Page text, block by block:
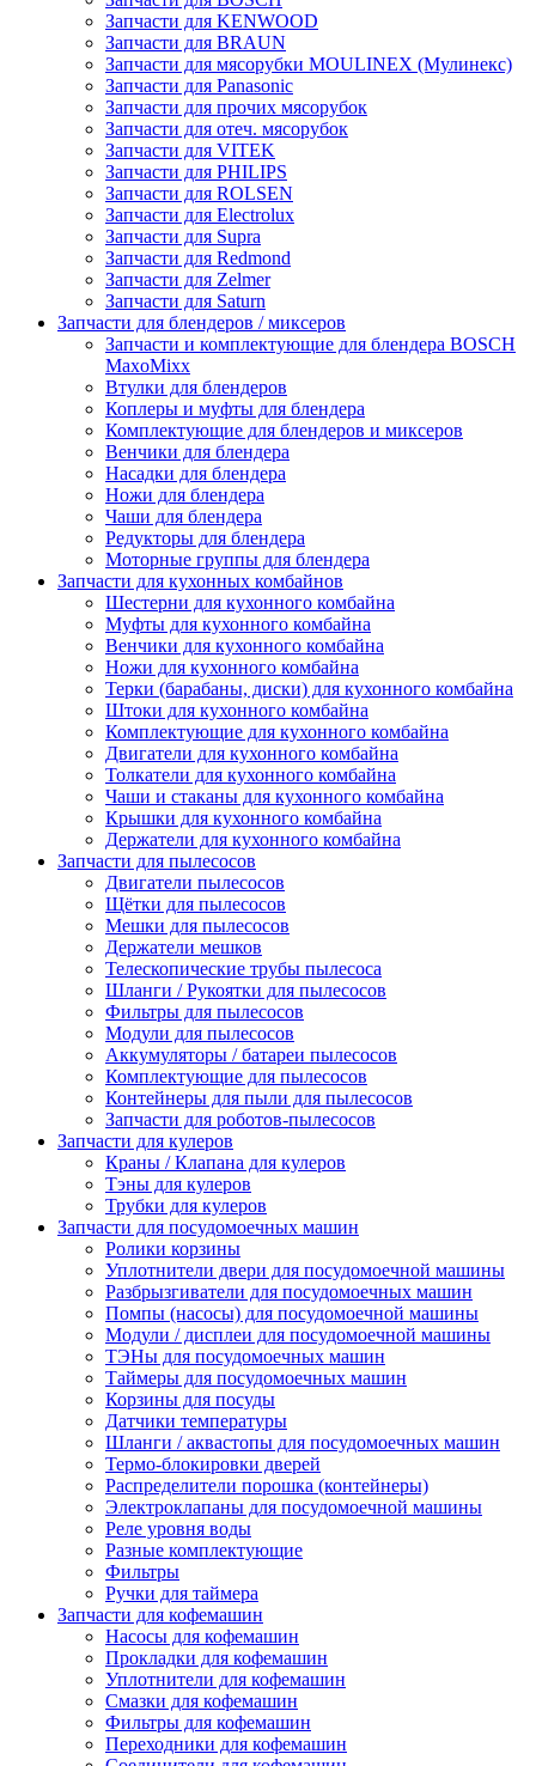
Запчасти для KENWOOD
Запчасти для BRAUN
Запчасти для мясорубки MOULINEX (Мулинекс)
Запчасти для Panasonic
Запчасти для прочих мясорубок
Запчасти для отеч. мясорубок
Запчасти для VITEK
Запчасти для PHILIPS
Запчасти для ROLSEN
Запчасти для Electrolux
Запчасти для Supra
Запчасти для Redmond
Запчасти для Zelmer
Запчасти для Saturn
Запчасти для блендеров / миксеров
Запчасти и комплектующие для блендера BOSCH
MaxoMixx
Втулки для блендеров
Коплеры и муфты для блендера
Комплектующие для блендеров и миксеров
Венчики для блендера
Насадки для блендера
Ножи для блендера
Чаши для блендера
Редукторы для блендера
Моторные группы для блендера
Запчасти для кухонных комбайнов
Шестерни для кухонного комбайна
Муфты для кухонного комбайна
Венчики для кухонного комбайна
Ножи для кухонного комбайна
Терки (барабаны, диски) для кухонного комбайна
Штоки для кухонного комбайна
Комплектующие для кухонного комбайна
Двигатели для кухонного комбайна
Толкатели для кухонного комбайна
Чаши и стаканы для кухонного комбайна
Крышки для кухонного комбайна
Держатели для кухонного комбайна
Запчасти для пылесосов
Двигатели пылесосов
Щётки для пылесосов
Мешки для пылесосов
Держатели мешков
Телескопические трубы пылесоса
Шланги / Рукоятки для пылесосов
Фильтры для пылесосов
Модули для пылесосов
Аккумуляторы / батареи пылесосов
Комплектующие для пылесосов
Контейнеры для пыли для пылесосов
Запчасти для роботов-пылесосов
Запчасти для кулеров
Краны / Клапана для кулеров
Тэны для кулеров
Трубки для кулеров
Запчасти для посудомоечных машин
Ролики корзины
Уплотнители двери для посудомоечной машины
Разбрызгиватели для посудомоечных машин
Помпы (насосы) для посудомоечной машины
Модули / дисплеи для посудомоечной машины
ТЭНы для посудомоечных машин
Таймеры для посудомоечных машин
Корзины для посуды
Датчики температуры
Шланги / аквастопы для посудомоечных машин
Термо-блокировки дверей
Распределители порошка (контейнеры)
Электроклапаны для посудомоечной машины
Реле уровня воды
Разные комплектующие
Фильтры
Ручки для таймера
Запчасти для кофемашин
Насосы для кофемашин
Прокладки для кофемашин
Уплотнители для кофемашин
Смазки для кофемашин
Фильтры для кофемашин
Переходники для кофемашин